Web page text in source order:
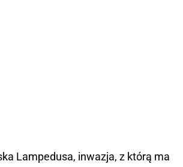
Lampedusa, inwazja, z którą ma